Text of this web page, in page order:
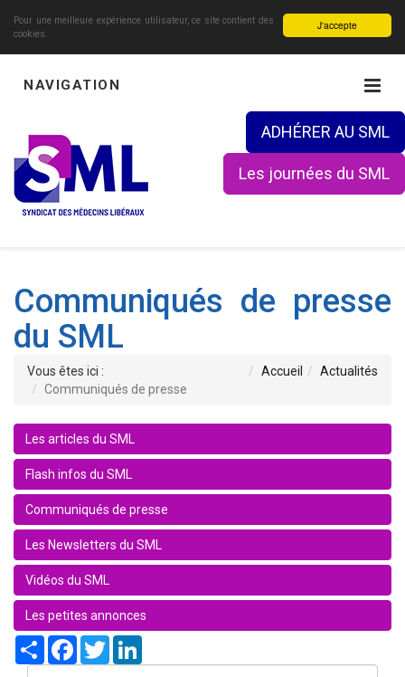
J'accepte
Pour une meilleure expérience utilisateur, ce site contient des
cookies.
NAVIGATION
ADHÉRER AU SML
Les journées du SML
Communiqués de presse
du SML
Vous êtes ici : Accueil
Actualités
Communiqués de presse
Les articles du SML
Flash infos du SML
Communiqués de presse
Les Newsletters du SML
Vidéos du SML
Les petites annonces
Share FacebookTwitter